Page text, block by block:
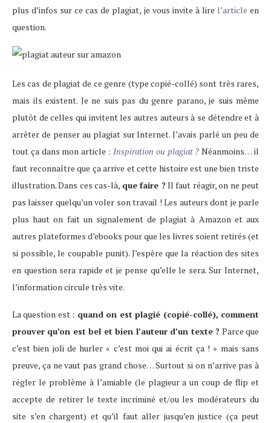
plus d’infos sur ce cas de plagiat, je vous invite à lire l’articleen
question.
Les cas de plagiat de ce genre (type copié-collé) sont très rares,
mais ils existent. Je ne suis pas du genre parano, je suis même
plutôt de celles qui invitent les autres auteurs à se détendre et à
arrêter de penser au plagiat sur Internet. J’avais parlé un peu de
tout ça dans mon article : Inspiration ou plagiat ? Néanmoins… il
faut reconnaître que ça arrive et cette histoire est une bien triste
illustration. Dans ces cas-là, que faire ? Il faut réagir, on ne peut
pas laisser quelqu’un voler son travail ! Les auteurs dont je parle
plus haut on fait un signalement de plagiat à Amazon et aux
autres plateformes d’ebooks pour que les livres soient retirés (et
si possible, le coupable punit). J’espère que la réaction des sites
en question sera rapide et je pense qu’elle le sera. Sur Internet,
l’information circule très vite.
La question est : quand on est plagié (copié-collé), comment
prouver qu’on est bel et bien l’auteur d’un texte ? Parce que
c’est bien joli de hurler « c’est moi qui ai écrit ça ! » mais sans
preuve, ça ne vaut pas grand chose… Surtout si on n’arrive pas à
régler le problème à l’amiable (le plagieur a un coup de flip et
accepte de retirer le texte incriminé et/ou les modérateurs du
site s’en chargent) et qu’il faut aller jusqu’en justice (ça peut